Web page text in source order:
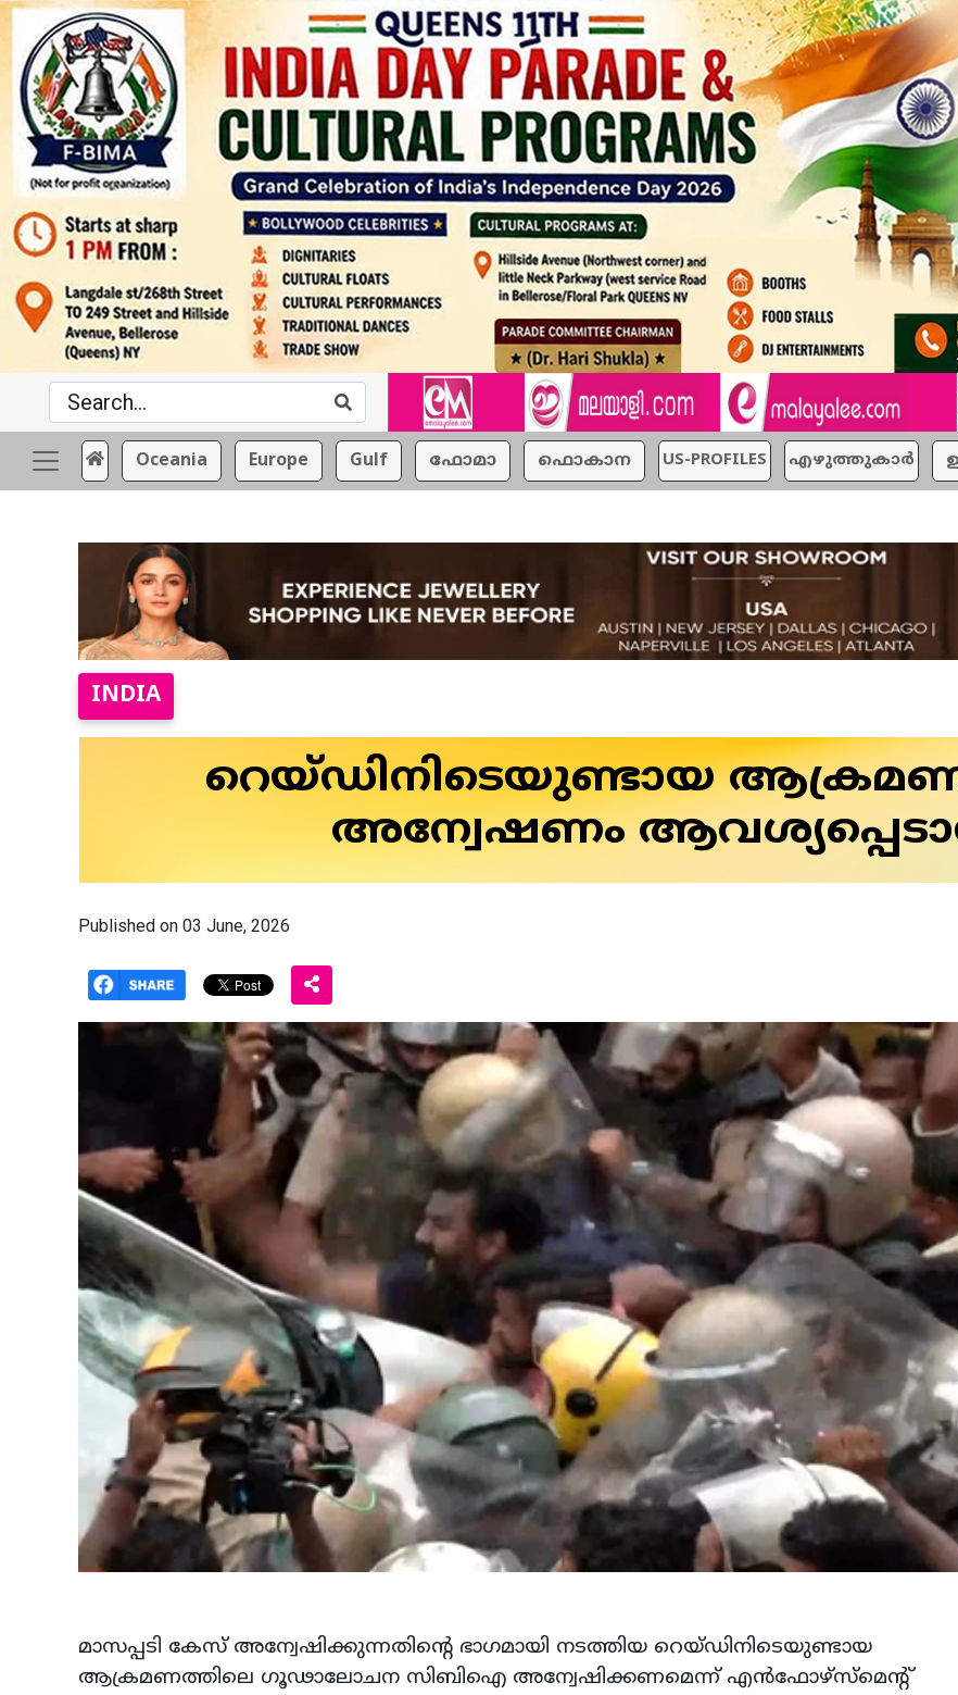
Oceania Europe Gulf ഫോമാ ഫൊകാന US-PROFILES എഴുത്തുകാര്‍
INDIA
റെയ്ഡിനിടെയുണ്ടായ
അന്വേഷണം
Published on 03 June, 2026
മാസപ്പടി കേസ് അന്വേഷിക്കുന്നതിന്റെ ഭാഗമായി നടത്തിയ റെയ്ഡിനിടെയുണ്ടായ
ആക്രമണത്തിലെ ഗൂഢാലോചന സിബിഐ അന്വേഷിക്കണമെന്ന് എൻഫോഴ്‌സ്‌മെന്റ്